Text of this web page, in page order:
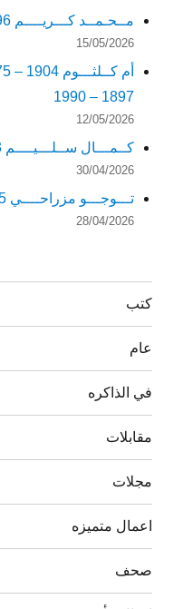
مــحـمــد كـــريــــم 1896-1972
15/05/2026
1897 – 1990
12/05/2026
كــمـــال ســلـــيــــم 1913-1945
30/04/2026
تـــوجـــو مزراحــــي 1905-1986
28/04/2026
كتب
عام
في الذاكره
مقابلات
مجلات
اعمال متميزه
صحف